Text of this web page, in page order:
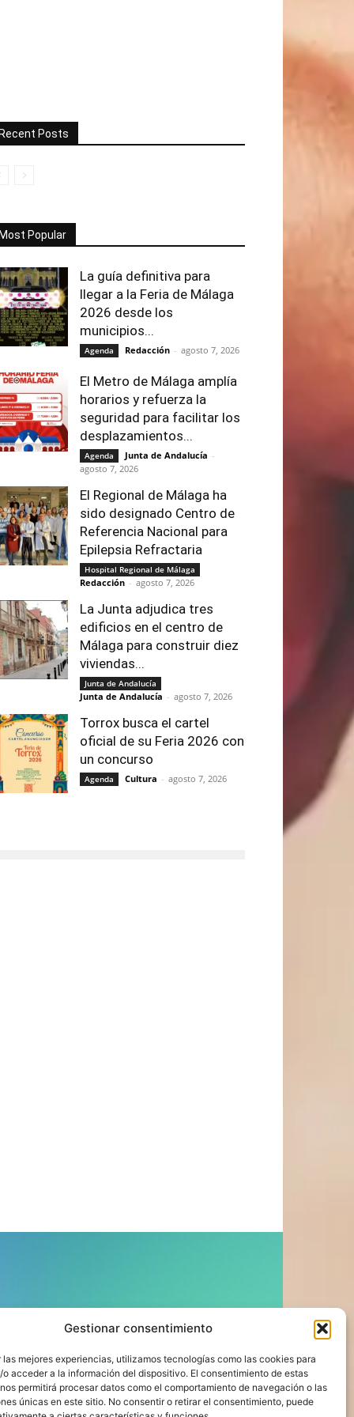
Gestionar consentimiento
las mejores experiencias, utilizamos tecnologías como las cookies para
o acceder a la información del dispositivo. El consentimiento de estas
permitirá procesar datos como el comportamiento de navegación o las
únicas en este sitio. No consentir o retirar el consentimiento, puede
Posts
Popular
La guía definitiva para
llegar a la Feria de Málaga
2026 desde los
municipios...
Agenda Redacción - agosto 7, 2026
El Metro de Málaga amplía
horarios y refuerza la
seguridad para facilitar los
desplazamientos...
Agenda Junta de Andalucía -
agosto 7, 2026
El Regional de Málaga ha
sido designado Centro de
Referencia Nacional para
Epilepsia Refractaria
Hospital Regional de Málaga
Redacción - agosto 7, 2026
La Junta adjudica tres
edificios en el centro de
Málaga para construir diez
viviendas...
Junta de Andalucía
Junta de Andalucía - agosto 7, 2026
Torrox busca el cartel
oficial de su Feria 2026 con
un concurso
Agenda Cultura - agosto 7, 2026